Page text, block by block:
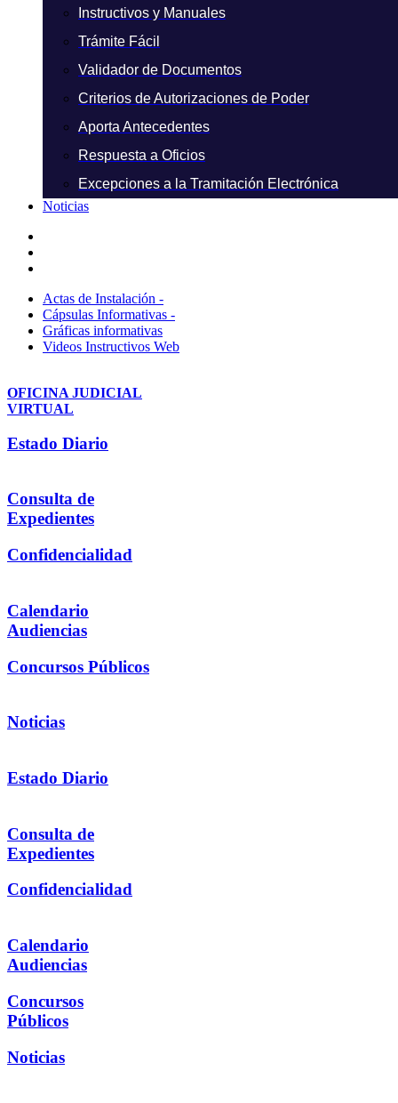
Instructivos y Manuales
Trámite Fácil
Validador de Documentos
Criterios de Autorizaciones de Poder
Aporta Antecedentes
Respuesta a Oficios
Excepciones a la Tramitación Electrónica
Noticias
Actas de Instalación -
Cápsulas Informativas -
Gráficas informativas
Videos Instructivos Web
OFICINA JUDICIAL
VIRTUAL
Estado Diario
Consulta de
Expedientes
Confidencialidad
Calendario
Audiencias
Concursos Públicos
Noticias
Estado Diario
Consulta de
Expedientes
Confidencialidad
Calendario
Audiencias
Concursos
Públicos
Noticias